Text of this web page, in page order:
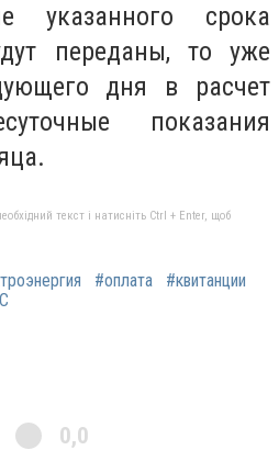
указанного срока
переданы, то уже
дня в расчет
показания
текст і натисніть Ctrl + Enter, щоб
#оплата
#квитанции
0,0